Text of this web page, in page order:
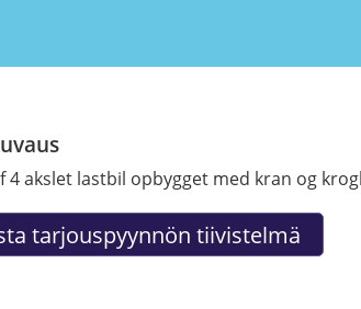
4 akslet lastbil opbygget med kran og